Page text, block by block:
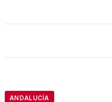
ANDALUCÍA